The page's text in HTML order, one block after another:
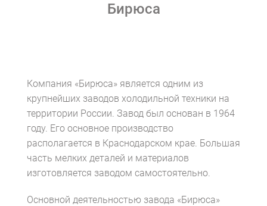
Бирюса
Компания «Бирюса» является одним из
крупнейших заводов холодильной техники на
территории России. Завод был основан в 1964
году. Его основное производство
располагается в Краснодарском крае. Большая
часть мелких деталей и материалов
изготовляется заводом самостоятельно.
Основной деятельностью завода «Бирюса»